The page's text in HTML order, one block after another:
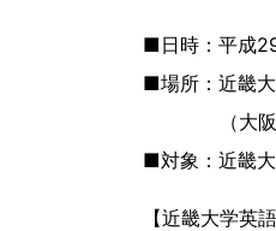
■日時：平成
■場所：近畿
（大阪府東
■対象：近畿
【近畿大学英